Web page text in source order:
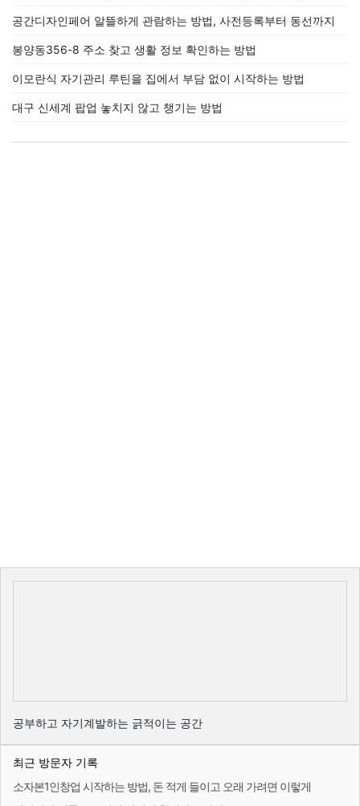
공간디자인페어 알뜰하게 관람하는 방법, 사전등록부터 동선까지
봉양동356-8 주소 찾고 생활 정보 확인하는 방법
이모란식 자기관리 루틴을 집에서 부담 없이 시작하는 방법
대구 신세계 팝업 놓치지 않고 챙기는 방법
공부하고 자기계발하는 긁적이는 공간
최근 방문자 기록
소자본1인창업 시작하는 방법, 돈 적게 들이고 오래 가려면 이렇게